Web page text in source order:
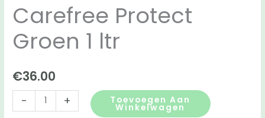
Carefree Protect
Groen 1 ltr
€36.00
-
Carefree
Protect
+ Toevoegen Aan
Winkelwagen